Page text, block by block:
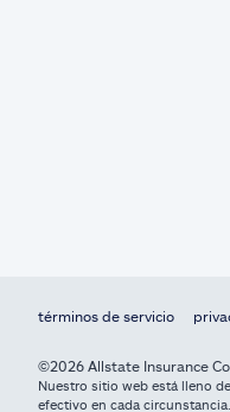
términos de servicio
©2026 Allstate Insurance
Nuestro sitio web está lleno
efectivo en cada